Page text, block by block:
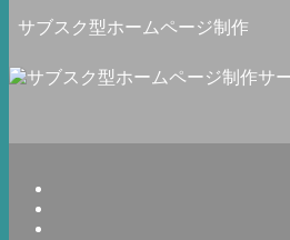
サブスク型ホームページ制作